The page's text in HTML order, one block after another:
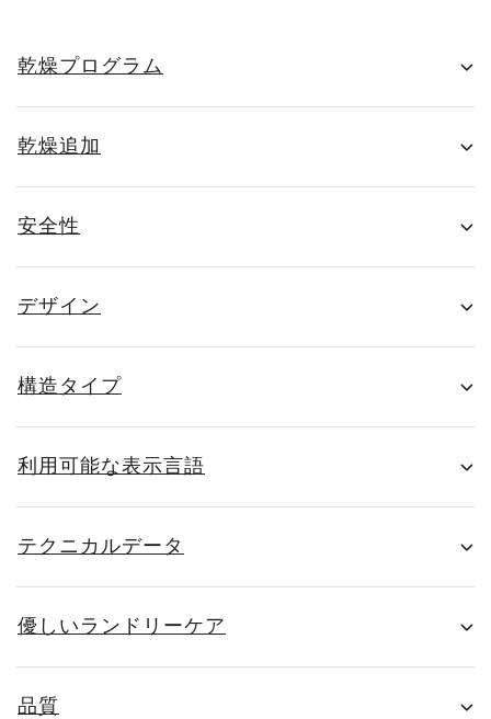
乾燥プログラム
乾燥追加
安全性
デザイン
構造タイプ
利用可能な表示言語
テクニカルデータ
優しいランドリーケア
品質